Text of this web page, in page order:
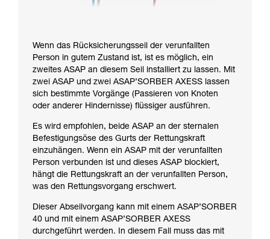
Wenn das Rücksicherungsseil der verunfallten
Person in gutem Zustand ist, ist es möglich, ein
zweites ASAP an diesem Seil installiert zu lassen. Mit
zwei ASAP und zwei ASAP’SORBER AXESS lassen
sich bestimmte Vorgänge (Passieren von Knoten
oder anderer Hindernisse) flüssiger ausführen.
Es wird empfohlen, beide ASAP an der sternalen
Befestigungsöse des Gurts der Rettungskraft
einzuhängen. Wenn ein ASAP mit der verunfallten
Person verbunden ist und dieses ASAP blockiert,
hängt die Rettungskraft an der verunfallten Person,
was den Rettungsvorgang erschwert.
Dieser Abseilvorgang kann mit einem ASAP’SORBER
40 und mit einem ASAP’SORBER AXESS
durchgeführt werden. In diesem Fall muss das mit